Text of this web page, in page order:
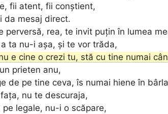
fii atent, fii conștient,
da mesaj direct.
perversă, rea, te invit puțin în lumea
a ta nu-i așa, și te vor trăda,
e cine o crezi tu, stă cu tine numai
prieten anu,
de pe tine ceva, îs numai hiene în
nu te descuraja,
pe legale, nu-i o scăpare,